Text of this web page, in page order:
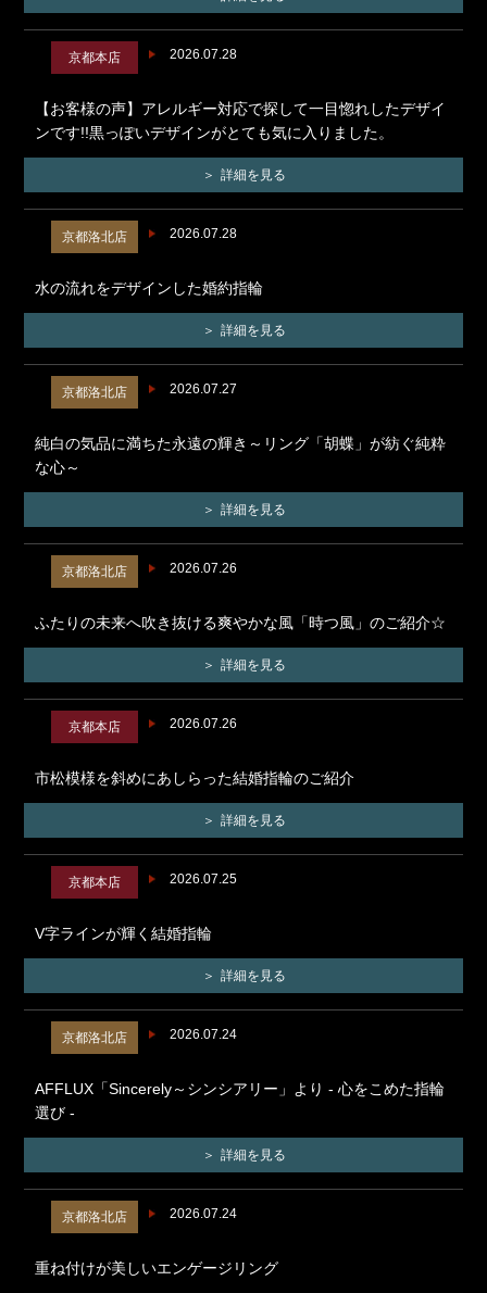
2026.07.28
京都本店
【お客様の声】アレルギー対応で探して一目惚れしたデザイ
ンです!!黒っぽいデザインがとても気に入りました。
詳細を見る
2026.07.28
京都洛北店
水の流れをデザインした婚約指輪
詳細を見る
2026.07.27
京都洛北店
純白の気品に満ちた永遠の輝き～リング「胡蝶」が紡ぐ純粋
な心～
詳細を見る
2026.07.26
京都洛北店
ふたりの未来へ吹き抜ける爽やかな風「時つ風」のご紹介☆
詳細を見る
2026.07.26
京都本店
市松模様を斜めにあしらった結婚指輪のご紹介
詳細を見る
2026.07.25
京都本店
V字ラインが輝く結婚指輪
詳細を見る
2026.07.24
京都洛北店
AFFLUX「Sincerely～シンシアリー」より - 心をこめた指輪
選び -
詳細を見る
2026.07.24
京都洛北店
重ね付けが美しいエンゲージリング